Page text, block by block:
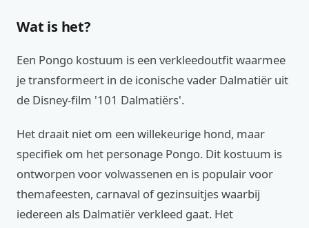
Wat is het?
Een Pongo kostuum is een verkleedoutfit waarmee
je transformeert in de iconische vader Dalmatiër uit
de Disney-film '101 Dalmatiërs'.
Het draait niet om een willekeurige hond, maar
specifiek om het personage Pongo. Dit kostuum is
ontworpen voor volwassenen en is populair voor
themafeesten, carnaval of gezinsuitjes waarbij
iedereen als Dalmatiër verkleed gaat. Het